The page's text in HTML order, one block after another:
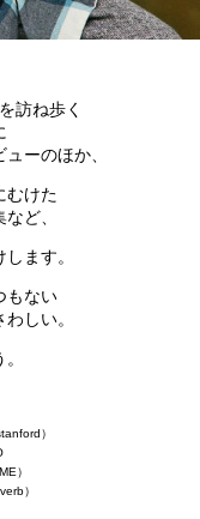
訪ね歩く
ーのほか、
むけた
ど、
ます。
もない
しい。
）
）
）